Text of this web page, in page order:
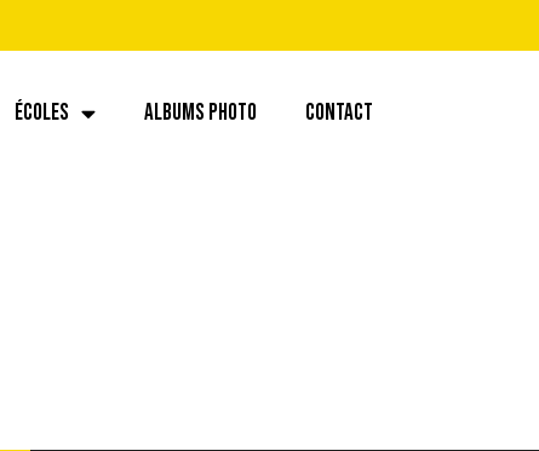
ÉCOLES ALBUMS PHOTO CONTACT